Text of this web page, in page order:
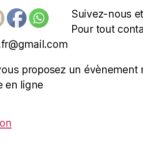
Suivez-nous
Pour tout
proposez un évènement
en ligne